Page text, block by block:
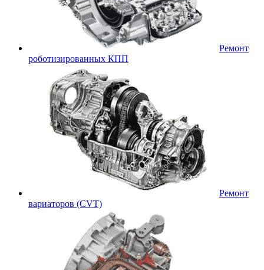
Ремонт
роботизированных КПП
Ремонт
вариаторов (CVT)